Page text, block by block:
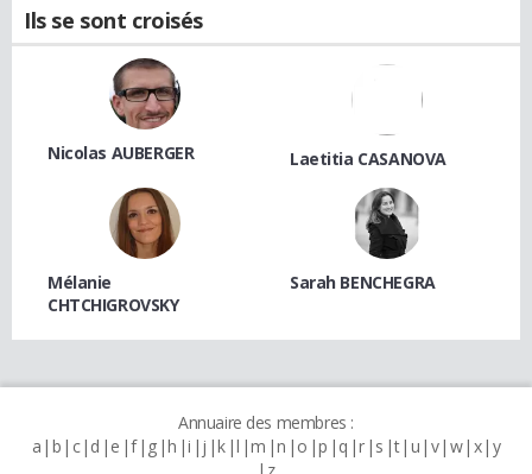
Ils se sont croisés
Nicolas AUBERGER Laetitia CASANOVA
Mélanie
CHTCHIGROVSKY
Sarah BENCHEGRA
Annuaire des membres :
a b c d e f g h i j k l m n o p q r s t u v w x y
z